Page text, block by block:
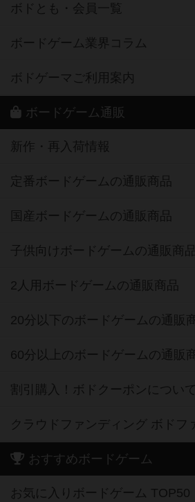
ボドとも・会員一覧
ボードゲーム業界コラム
ボドゲーマご利用案内
ボードゲーム通販
新作・再入荷情報
定番ボードゲームの通販商品
国産ボードゲームの通販商品
子供向けボードゲームの通販商品
2人用ボードゲームの通販商品
20分以下のボードゲームの通販
60分以上のボードゲームの通販
割引購入！ボドクーポンについて
クラウドファンディング ボドフ
おすすめボードゲーム
お気に入りボードゲーム TOP50